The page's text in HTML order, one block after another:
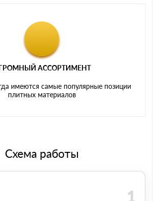
АССОРТИМЕНТ
имеются самые популярные позиции
плитных материалов
Схема работы